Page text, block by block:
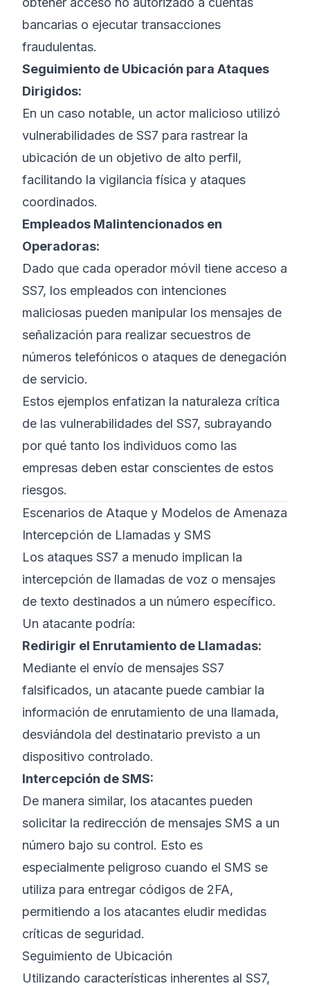
bancarias o ejecutar transacciones
fraudulentas.
Seguimiento de Ubicación para Ataques
Dirigidos:
En un caso notable, un actor malicioso utilizó
vulnerabilidades de SS7 para rastrear la
ubicación de un objetivo de alto perfil,
facilitando la vigilancia física y ataques
coordinados.
Empleados Malintencionados en
Operadoras:
Dado que cada operador móvil tiene acceso a
SS7, los empleados con intenciones
maliciosas pueden manipular los mensajes de
señalización para realizar secuestros de
números telefónicos o ataques de denegación
de servicio.
Estos ejemplos enfatizan la naturaleza crítica
de las vulnerabilidades del SS7, subrayando
por qué tanto los individuos como las
empresas deben estar conscientes de estos
riesgos.
Escenarios de Ataque y Modelos de Amenaza
Intercepción de Llamadas y SMS
Los ataques SS7 a menudo implican la
intercepción de llamadas de voz o mensajes
de texto destinados a un número específico.
Un atacante podría:
Redirigir el Enrutamiento de Llamadas:
Mediante el envío de mensajes SS7
falsificados, un atacante puede cambiar la
información de enrutamiento de una llamada,
desviándola del destinatario previsto a un
dispositivo controlado.
Intercepción de SMS:
De manera similar, los atacantes pueden
solicitar la redirección de mensajes SMS a un
número bajo su control. Esto es
especialmente peligroso cuando el SMS se
utiliza para entregar códigos de 2FA,
permitiendo a los atacantes eludir medidas
críticas de seguridad.
Seguimiento de Ubicación
Utilizando características inherentes al SS7,